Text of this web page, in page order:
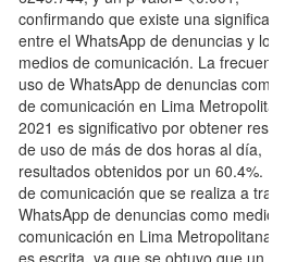
confirmando que existe una
entre el WhatsApp de denuncias y los
medios de comunicación. La
uso de WhatsApp de denuncias como
de comunicación en Lima
2021 es significativo por obtener
de uso de más de dos horas al día,
resultados obtenidos por un 60.4%. El
de comunicación que se realiza a
WhatsApp de denuncias como medio
comunicación en Lima Metropolitana
es escrita, ya que se obtuvo que un